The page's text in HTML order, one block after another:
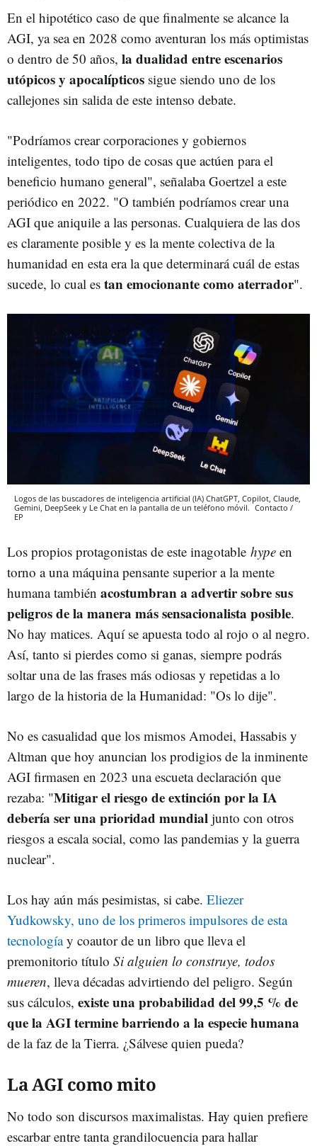
En el hipotético caso de que finalmente se alcance la
AGI, ya sea en 2028 como aventuran los más optimistas
o dentro de 50 años, la dualidad entre escenarios
utópicos y apocalípticos sigue siendo uno de los
callejones sin salida de este intenso debate.
"Podríamos crear corporaciones y gobiernos
inteligentes, todo tipo de cosas que actúen para el
beneficio humano general", señalaba Goertzel a este
periódico en 2022. "O también podríamos crear una
AGI que aniquile a las personas. Cualquiera de las dos
es claramente posible y es la mente colectiva de la
humanidad en esta era la que determinará cuál de estas
sucede, lo cual es tan emocionante como aterrador".
Logos de las buscadores de inteligencia artificial (IA) ChatGPT, Copilot, Claude,
Gemini, DeepSeek y Le Chat en la pantalla de un teléfono móvil. Contacto /
EP
Los propios protagonistas de este inagotable hype en
torno a una máquina pensante superior a la mente
humana también acostumbran a advertir sobre sus
peligros de la manera más sensacionalista posible.
No hay matices. Aquí se apuesta todo al rojo o al negro.
Así, tanto si pierdes como si ganas, siempre podrás
soltar una de las frases más odiosas y repetidas a lo
largo de la historia de la Humanidad: "Os lo dije".
No es casualidad que los mismos Amodei, Hassabis y
Altman que hoy anuncian los prodigios de la inminente
AGI firmasen en 2023 una escueta declaración que
rezaba: "Mitigar el riesgo de extinción por la IA
debería ser una prioridad mundial junto con otros
riesgos a escala social, como las pandemias y la guerra
nuclear".
Los hay aún más pesimistas, si cabe. Eliezer
Yudkowsky, uno de los primeros impulsores de esta
tecnologíay coautor de un libro que lleva el
premonitorio título Si alguien lo construye, todos
mueren, lleva décadas advirtiendo del peligro. Según
sus cálculos, existe una probabilidad del 99,5 % de
que la AGI termine barriendo a la especie humana
de la faz de la Tierra. ¿Sálvese quien pueda?
La AGI como mito
No todo son discursos maximalistas. Hay quien prefiere
escarbar entre tanta grandilocuencia para hallar